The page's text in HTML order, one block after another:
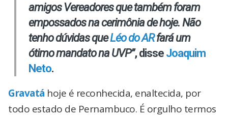
amigos Vereadores que também foram
empossados na cerimônia de hoje. Não
tenho dúvidas queLéo do ARfará um
ótimo mandato na UVP”, disse Joaquim
Neto.
Gravatá hoje é reconhecida, enaltecida, por
todo estado de Pernambuco. É orgulho termos